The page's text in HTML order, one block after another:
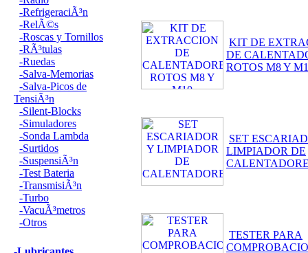
-RefrigeraciÃ³n
-RelÃ©s
-Roscas y Tornillos
-RÃ³tulas
-Ruedas
-Salva-Memorias
-Salva-Picos de
TensiÃ³n
-Silent-Blocks
-Simuladores
-Sonda Lambda
-Surtidos
-SuspensiÃ³n
-Test Bateria
-TransmisiÃ³n
-Turbo
-VacuÃ³metros
-Otros
KIT DE
DE
ROTOS M8 Y
SET
LIMPIADOR DE
TESTER PARA